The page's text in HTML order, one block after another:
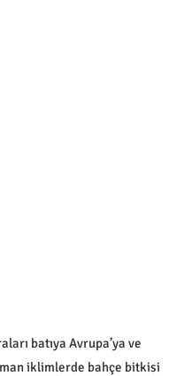
batıya Avrupa’ya ve
iklimlerde bahçe bitkisi